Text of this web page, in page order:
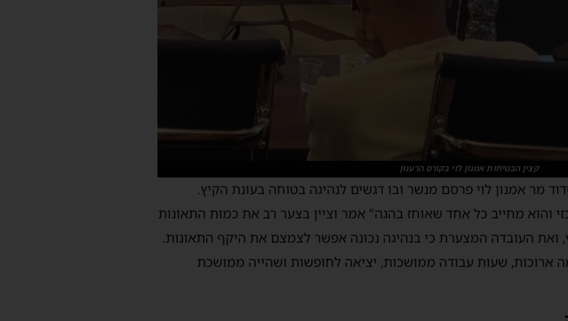
קצין הבטיחות אמנון לוי בקורס הרענון
מר אמנון לוי פרסם מנשר ובו דגשים לנהיגה בטוחה בעונת הקיץ.
והוא מחייב כל אחד שאוחז בהגה" אמר וציין בצער רב את כמות התאונות
ואת העובדה המצערת כי בנהיגה נכונה אפשר לצמצם את היקף התאונות.
ארוכות, שעות עבודה ממושכות, יציאה לחופשות ושהייה ממושכת